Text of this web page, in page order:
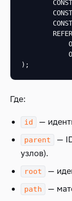
);
Где:
id —
parent
—
узлов).
root —
path —